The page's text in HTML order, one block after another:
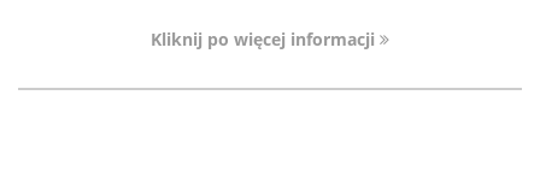
Kliknij po więcej informacji